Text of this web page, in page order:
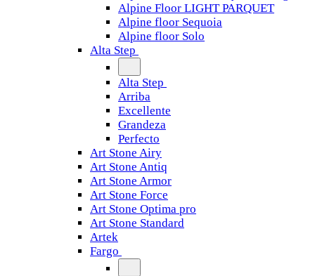
Alpine Floor LIGHT PARQUET
Alpine floor Sequoia
Alpine floor Solo
Alta Step
Alta Step
Arriba
Excellente
Grandeza
Perfecto
Art Stone Airy
Art Stone Antiq
Art Stone Armor
Art Stone Force
Art Stone Optima pro
Art Stone Standard
Artek
Fargo